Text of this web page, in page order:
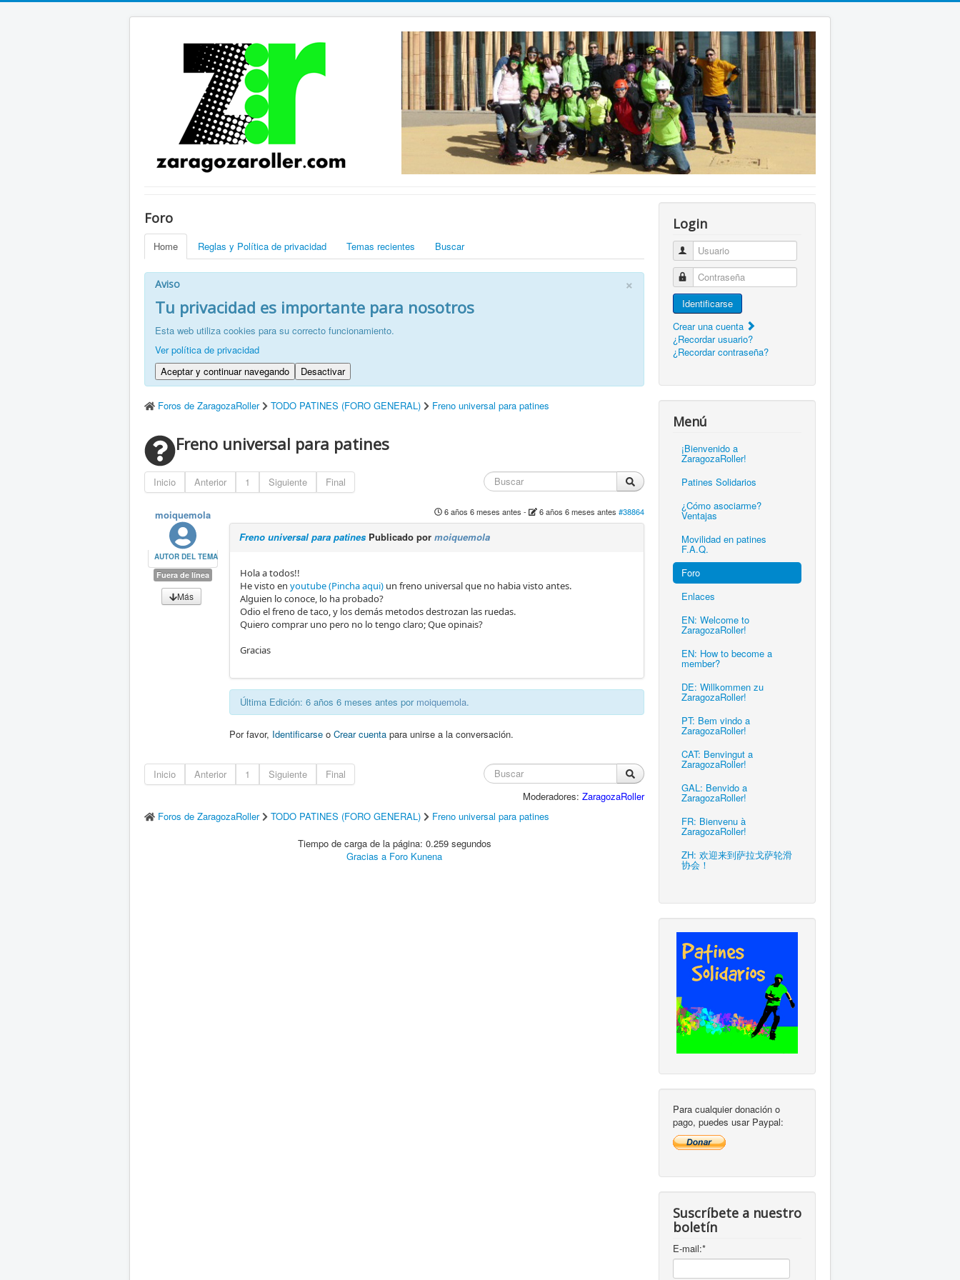
Foro
Home Reglas y Política de privacidad Temas recientes Buscar
×
Aviso
Tu privacidad es importante para nosotros
Esta web utiliza cookies para su correcto funcionamiento.
Ver política de privacidad
Aceptar y continuar navegando
Desactivar
Foros de ZaragozaRoller TODO PATINES (FORO GENERAL) Freno universal para patines
Freno universal para patines
Inicio Anterior 1 Siguiente Final
moiquemola
AUTOR DEL TEMA
Fuera de línea
Más
6 años 6 meses antes - 6 años 6 meses antes #38864
Freno universal para patines Publicado pormoiquemola
Hola a todos!!
He visto enyoutube (Pincha aqui) un freno universal que no habia visto antes.
Alguien lo conoce, lo ha probado?
Odio el freno de taco, y los demás metodos destrozan las ruedas.
Quiero comprar uno pero no lo tengo claro; Que opinais?
Gracias
Última Edición: 6 años 6 meses antes por moiquemola.
Por favor, Identificarse oCrear cuenta para unirse a la conversación.
Inicio Anterior 1 Siguiente
Final
Moderadores: ZaragozaRoller
Foros de ZaragozaRoller
TODO PATINES (FORO GENERAL)
Freno universal para patines
Tiempo de carga de la página: 0.259 segundos
Gracias a Foro Kunena
Login
Usuario
Contraseña
Identificarse
Crear una cuenta
¿Recordar usuario?
¿Recordar contraseña?
Menú
¡Bienvenido a
ZaragozaRoller!
Patines Solidarios
¿Cómo asociarme?
Ventajas
Movilidad en patines
F.A.Q.
Foro
Enlaces
EN: Welcome to
ZaragozaRoller!
EN: How to become a
member?
DE: Willkommen zu
ZaragozaRoller!
PT: Bem vindo a
ZaragozaRoller!
CAT: Benvingut a
ZaragozaRoller!
GAL: Benvido a
ZaragozaRoller!
FR: Bienvenu à
ZaragozaRoller!
ZH: 欢迎来到萨拉戈萨轮滑
协会！
Para cualquier donación o
pago, puedes usar Paypal:
Suscríbete a nuestro
boletín
E-mail:*